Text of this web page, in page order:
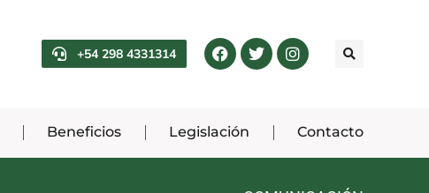
+54 298 4331314
Beneficios Legislación Contacto